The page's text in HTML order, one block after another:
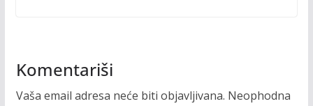
Komentariši
Vaša email adresa neće biti objavljivana. Neophodna